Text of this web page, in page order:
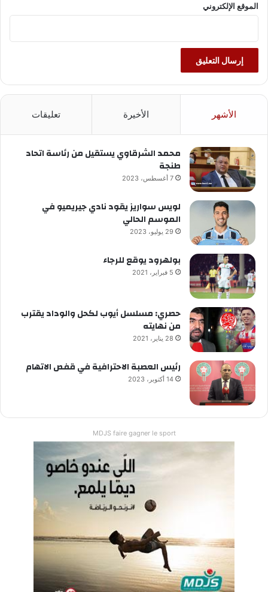
الموقع الإلكتروني
الأشهر الأخيرة تعليقات
محمد الشرقاوي يستقيل من رئاسة اتحاد
طنجة
7 أغسطس، 2023
لويس سواريز يقود نادي جيريميو في
الموسم الحالي
29 يوليو، 2023
بولهرود يوقع للرجاء
5 فبراير، 2021
حصري: مسلسل أيوب لكحل والوداد يقترب
من نهايته
28 يناير، 2021
رئيس العصبة الاحترافية في قفص الاتهام
14 أكتوبر، 2023
MDJS faire gagner le sport